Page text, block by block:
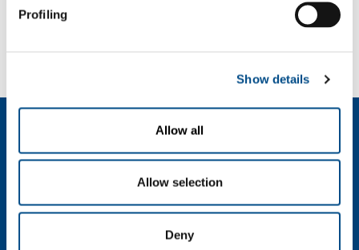
Profiling
Show details
Allow all
Allow selection
Deny
SOL for Industry
Veiligheid, milieu en kwaliteit